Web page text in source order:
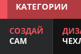
КАТЕГОРИИ
СОЗДАЙ
САМ